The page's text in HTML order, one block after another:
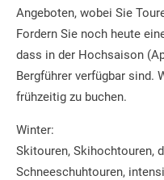
Angeboten, wobei Sie
Fordern Sie noch heute
dass in der Hochsaison
Bergführer verfügbar sind.
frühzeitig zu buchen.
Winter:
Skitouren, Skihochtouren,
Schneeschuhtouren,